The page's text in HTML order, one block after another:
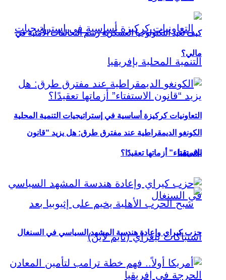
التعاونيات كركيزة أساسية في إستراتيجيات التنمية المحلية
بإفريقيا
كيف تعيد التكنولوجيا العسكرية رسم التحالفات الأمنية في
مالي؟
الكونغو الديمقراطية عند مفترق طرق: هل يزيد “قانون
الاستفتاء” أزماتها تعقيدًا؟
حزب كيراي وإعادة هندسة المشهد السياسي في السنغال